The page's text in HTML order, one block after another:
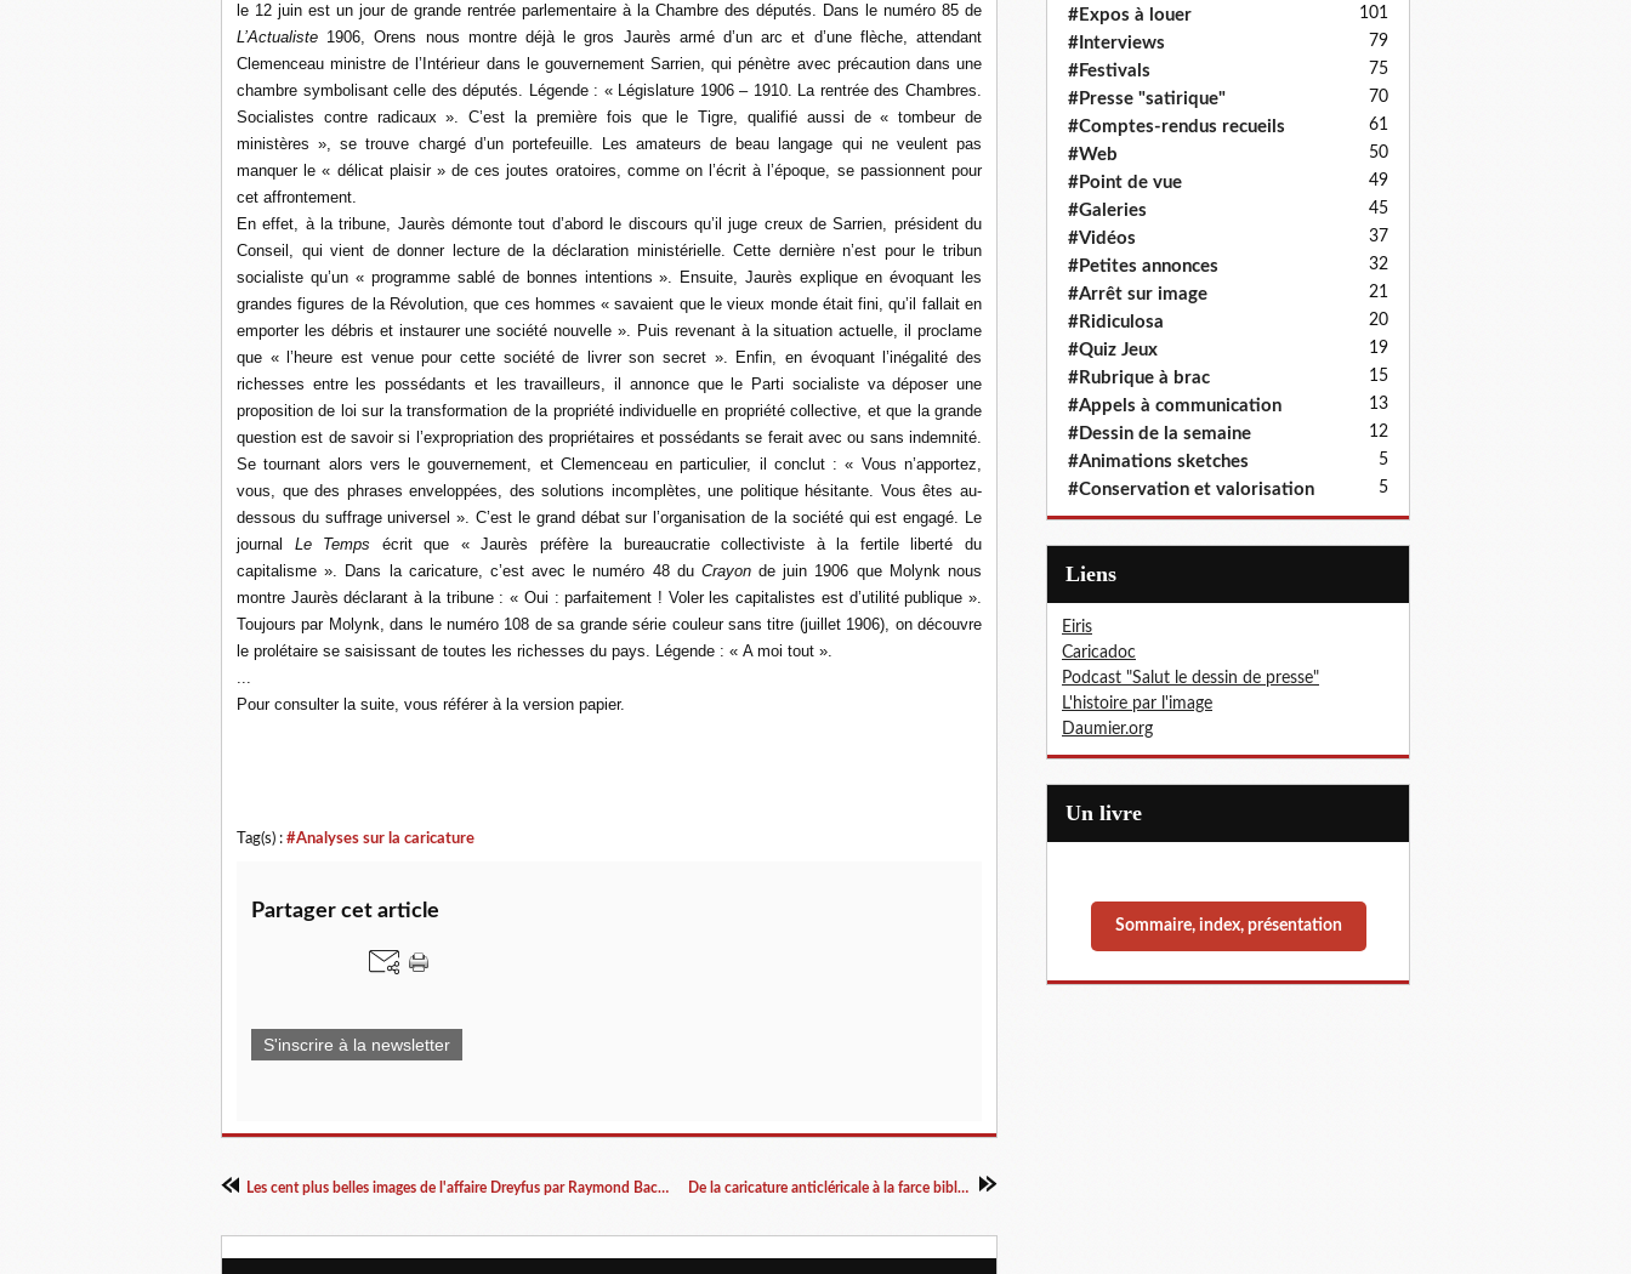
le 12 juin est un jour de grande rentrée parlementaire à la Chambre des députés. Dans le numéro 85 de
L’Actualiste 1906, Orens nous montre déjà le gros Jaurès armé d’un arc et d’une flèche, attendant
Clemenceau ministre de l’Intérieur dans le gouvernement Sarrien, qui pénètre avec précaution dans une
chambre symbolisant celle des députés. Légende : « Législature 1906 – 1910. La rentrée des Chambres.
Socialistes contre radicaux ». C’est la première fois que le Tigre, qualifié aussi de « tombeur de
ministères », se trouve chargé d’un portefeuille. Les amateurs de beau langage qui ne veulent pas
manquer le « délicat plaisir » de ces joutes oratoires, comme on l’écrit à l’époque, se passionnent pour
cet affrontement.
En effet, à la tribune, Jaurès démonte tout d’abord le discours qu’il juge creux de Sarrien, président du
Conseil, qui vient de donner lecture de la déclaration ministérielle. Cette dernière n’est pour le tribun
socialiste qu’un « programme sablé de bonnes intentions ». Ensuite, Jaurès explique en évoquant les
grandes figures de la Révolution, que ces hommes « savaient que le vieux monde était fini, qu’il fallait en
emporter les débris et instaurer une société nouvelle ». Puis revenant à la situation actuelle, il proclame
que « l’heure est venue pour cette société de livrer son secret ». Enfin, en évoquant l’inégalité des
richesses entre les possédants et les travailleurs, il annonce que le Parti socialiste va déposer une
proposition de loi sur la transformation de la propriété individuelle en propriété collective, et que la grande
question est de savoir si l’expropriation des propriétaires et possédants se ferait avec ou sans indemnité.
Se tournant alors vers le gouvernement, et Clemenceau en particulier, il conclut : « Vous n’apportez,
vous, que des phrases enveloppées, des solutions incomplètes, une politique hésitante. Vous êtes au-
dessous du suffrage universel ». C’est le grand débat sur l’organisation de la société qui est engagé. Le
journal Le Temps écrit que « Jaurès préfère la bureaucratie collectiviste à la fertile liberté du
capitalisme ». Dans la caricature, c’est avec le numéro 48 du Crayonde juin 1906 que Molynk nous
montre Jaurès déclarant à la tribune : « Oui : parfaitement ! Voler les capitalistes est d’utilité publique ».
Toujours par Molynk, dans le numéro 108 de sa grande série couleur sans titre (juillet 1906), on découvre
le prolétaire se saisissant de toutes les richesses du pays. Légende : « A moi tout ».
...
Pour consulter la suite, vous référer à la version papier.
Tag(s) : #Analyses sur la caricature
Partager cet article
S'inscrire à la newsletter
Les cent plus belles images de l'affaire Dreyfus par Raymond Bachollet De la caricature anticléricale à la farce biblique
#Expos à louer 101
#Interviews 79
#Festivals 75
#Presse "satirique" 70
#Comptes-rendus recueils 61
#Web 50
#Point de vue 49
#Galeries 45
#Vidéos 37
#Petites annonces 32
#Arrêt sur image 21
#Ridiculosa 20
#Quiz Jeux 19
#Rubrique à brac 15
#Appels à communication 13
#Dessin de la semaine 12
#Animations sketches 5
#Conservation et valorisation 5
Liens
Eiris
Caricadoc
Podcast "Salut le dessin de presse"
L'histoire par l'image
Daumier.org
Un livre
Sommaire, index, présentation